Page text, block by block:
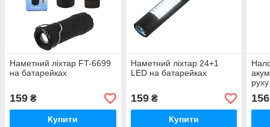
Наметний ліхтар FT-6699
на батарейках
159 ₴
Купити
Наметний ліхтар 24+1
LED на батарейках
159₴
Купити
156